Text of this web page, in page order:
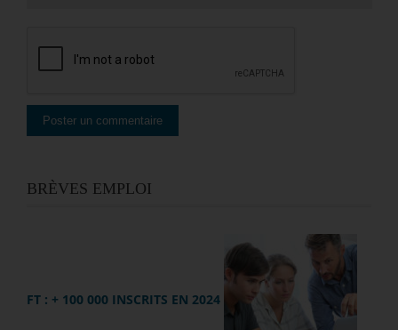
BRÈVES EMPLOI
FT : + 100 000 INSCRITS EN 2024